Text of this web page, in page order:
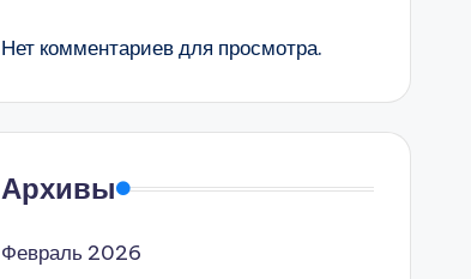
Нет комментариев для просмотра.
Архивы
Февраль 2026